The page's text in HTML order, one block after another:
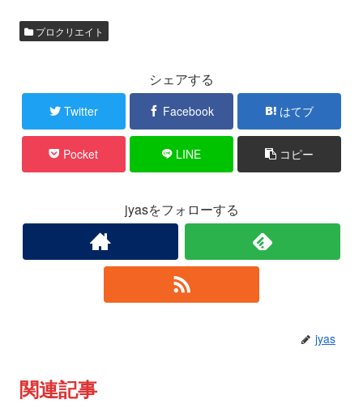
プロクリエイト
シェアする
Twitter Facebook はてブ
Pocket LINE コピー
jyasをフォローする
jyas
関連記事